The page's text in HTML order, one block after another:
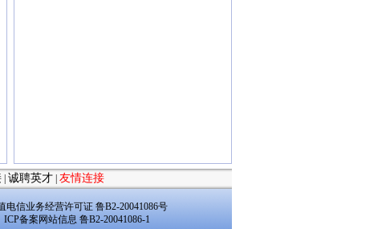
诚聘英才 友情连接
电信业务经营许可证 鲁B2-20041086号
ICP备案网站信息 鲁B2-20041086-1